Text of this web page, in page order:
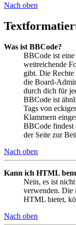
Nach oben
Was ist BBCode?
BBCode ist
weitreichende
gibt. Die
die Board-
durch dich für
BBCode ist
Tags von
Klammern
BBCode findest
der Seite zur
Nach oben
Kann ich HTML
Nein, es ist
verwenden. Die
HTML bietet,
Nach oben